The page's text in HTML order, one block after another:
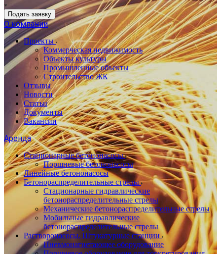
Подать заявку
О компании
Проекты
Коммерческая недвижимость
Объекты культуры
Промышленные объекты
Строительство ЖК
Отзывы
Новости
Статьи
Документы
Вакансии
Аренда
Стационарные бетононасосы
Поршневые бетононасосы
Линейные бетононасосы
Бетонораспределительные стрелы
Стационарные гидравлические
бетонораспределительные стрелы
Механические бетонораспределительные стрелы
Мобильные гидравлические
бетонораспределительные стрелы
Растворонасосы. Штукатурные станции
Пневмонагнетающее оборудование